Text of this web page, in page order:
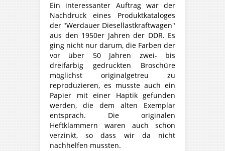
Ein interessanter Auftrag war der
Nachdruck eines Produktkataloges
der "Werdauer Diesellastkraftwagen"
aus den 1950er Jahren der DDR. Es
ging nicht nur darum, die Farben der
vor über 50 Jahren zwei- bis
dreifarbig gedruckten Broschüre
möglichst originalgetreu zu
reproduzieren, es musste auch ein
Papier mit einer Haptik gefunden
werden, die dem alten Exemplar
entsprach. Die originalen
Heftklammern waren auch schon
verzinkt, so dass wir da nicht
nachhelfen mussten.